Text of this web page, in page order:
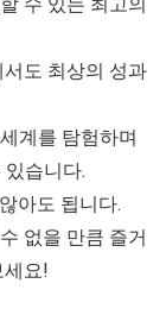
도 최상의 성과
계를 탐험하며
습니다.
아도 됩니다.
없을 만큼 즐거
세요!